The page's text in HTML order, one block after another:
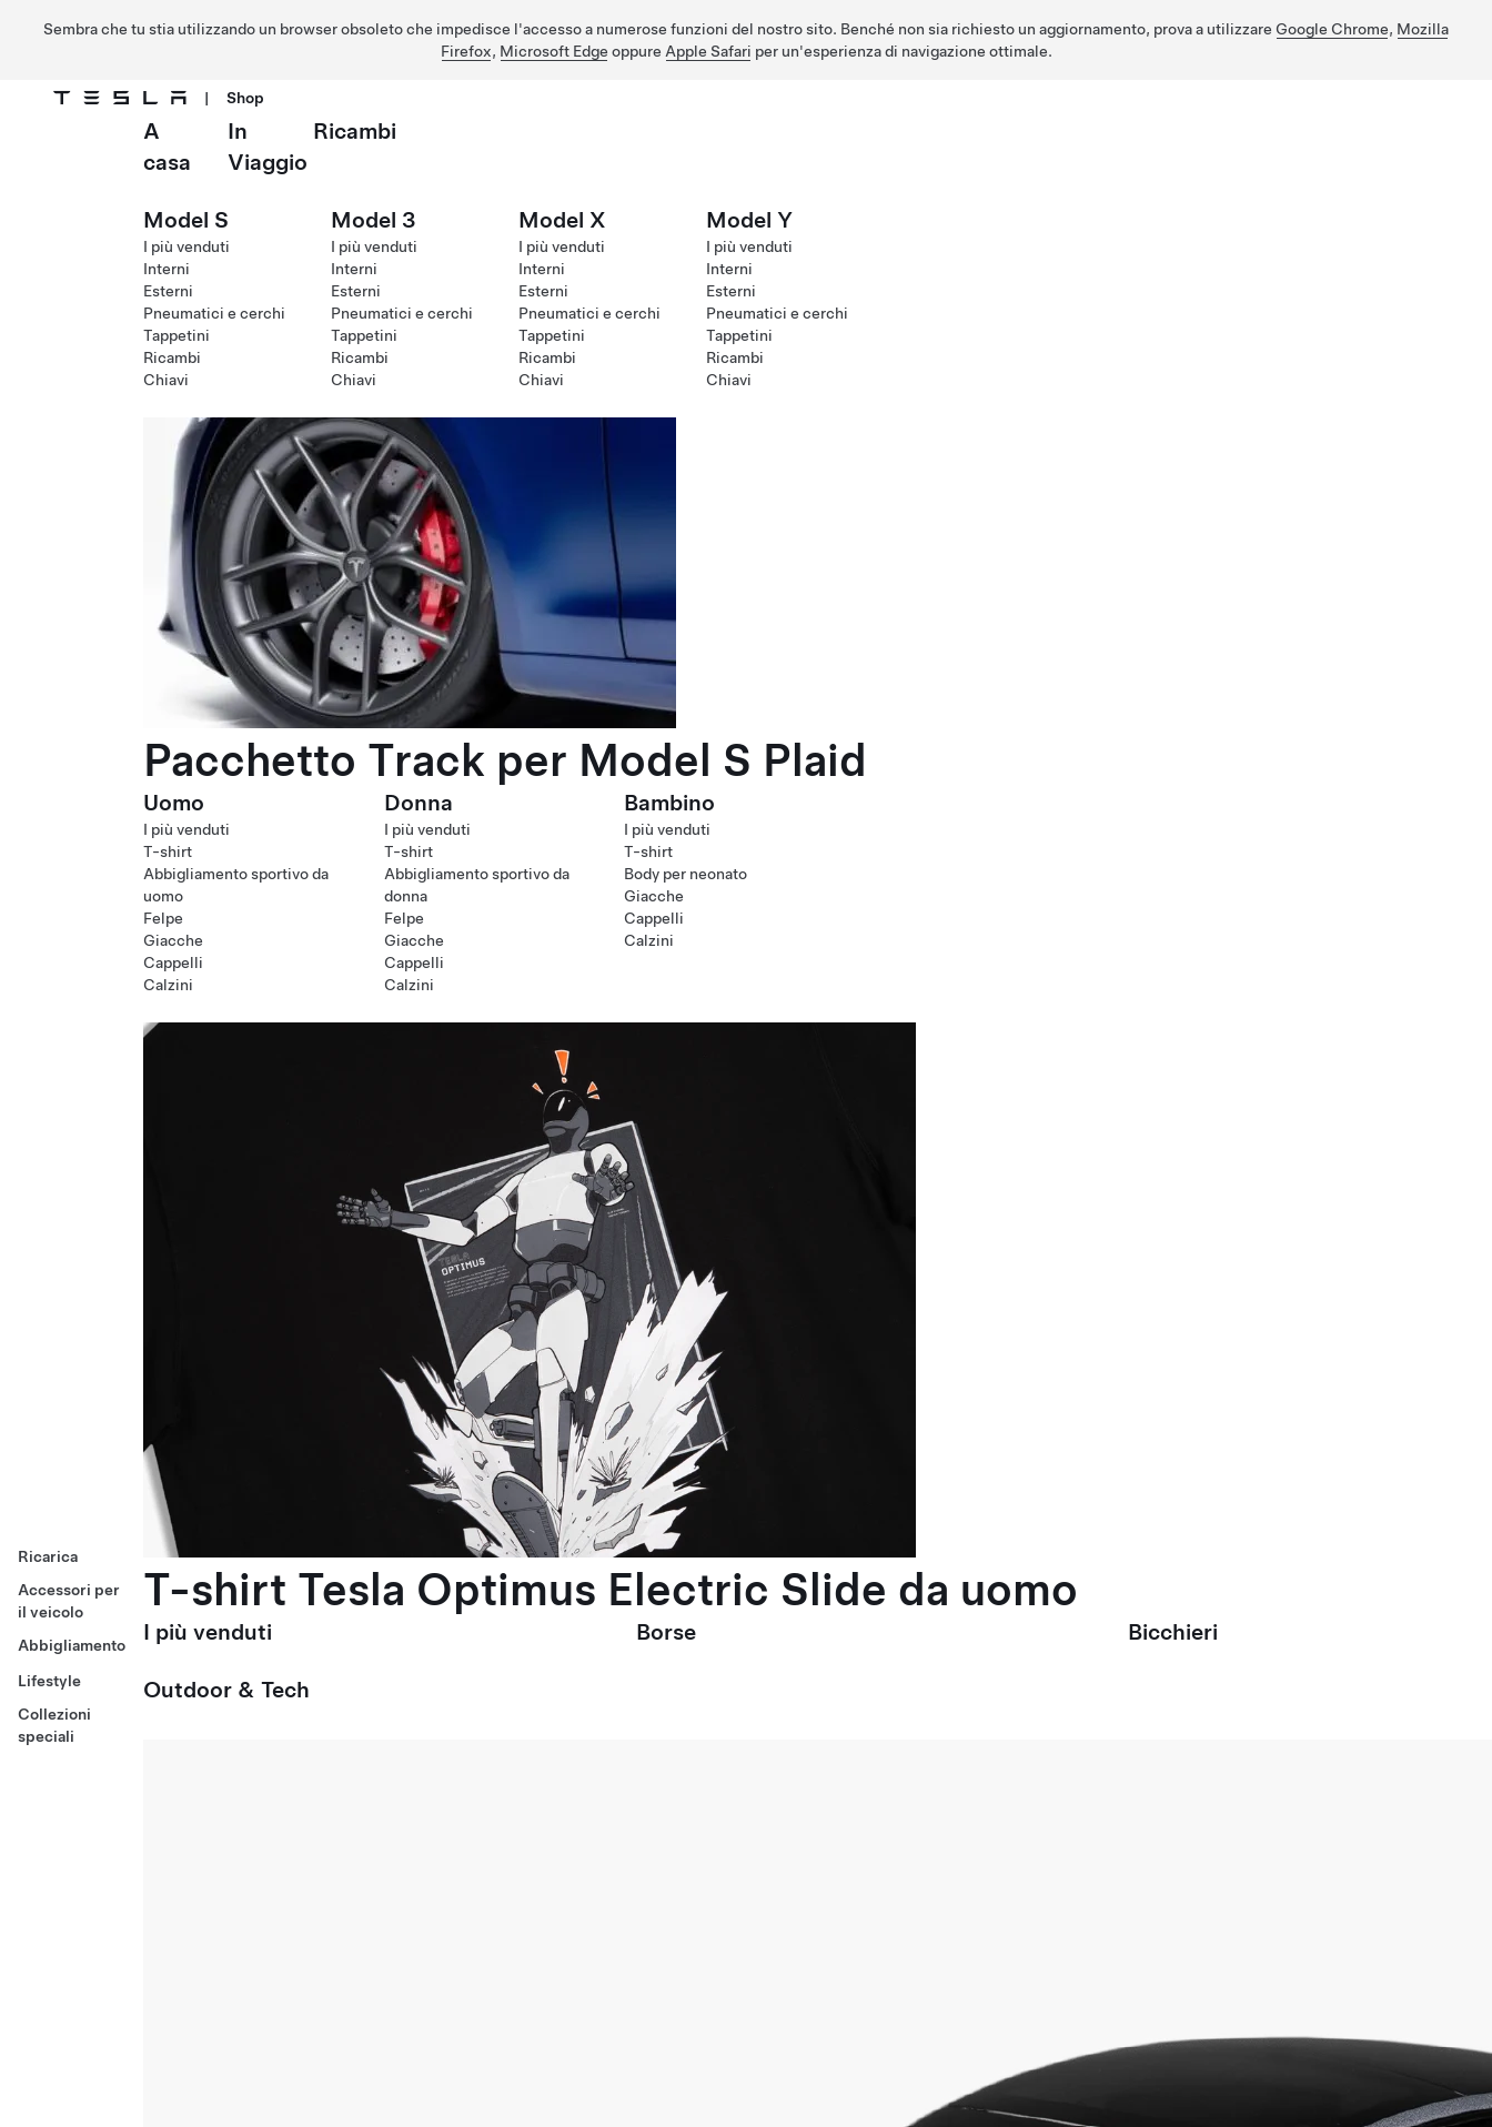
Sembra che tu stia utilizzando un browser obsoleto che impedisce l'accesso a numerose funzioni del nostro sito. Benché non sia richiesto un aggiornamento, prova a utilizzare Google Chrome, Mozilla
Firefox, Microsoft Edge oppure Apple Safari per un'esperienza di navigazione ottimale.
Passa al contenuto principale
| Shop
Ricarica
Accessori per
il veicolo
Abbigliamento
Lifestyle
Collezioni
speciali
A
casa
In
Viaggio
Ricambi
Model S
I più venduti
Interni
Esterni
Pneumatici e cerchi
Tappetini
Ricambi
Chiavi
Model 3
I più venduti
Interni
Esterni
Pneumatici e cerchi
Tappetini
Ricambi
Chiavi
Model X
I più venduti
Interni
Esterni
Pneumatici e cerchi
Tappetini
Ricambi
Chiavi
Model Y
I più venduti
Interni
Esterni
Pneumatici e cerchi
Tappetini
Ricambi
Chiavi
Pacchetto Track per Model S Plaid
Uomo
I più venduti
T-shirt
Abbigliamento sportivo da
uomo
Felpe
Giacche
Cappelli
Calzini
Donna
I più venduti
T-shirt
Abbigliamento sportivo da
donna
Felpe
Giacche
Cappelli
Calzini
Bambino
I più venduti
T-shirt
Body per neonato
Giacche
Cappelli
Calzini
T-shirt Tesla Optimus Electric Slide da uomo
I più venduti Borse Bicchieri
Outdoor & Tech